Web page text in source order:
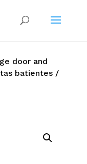
door and
batientes/